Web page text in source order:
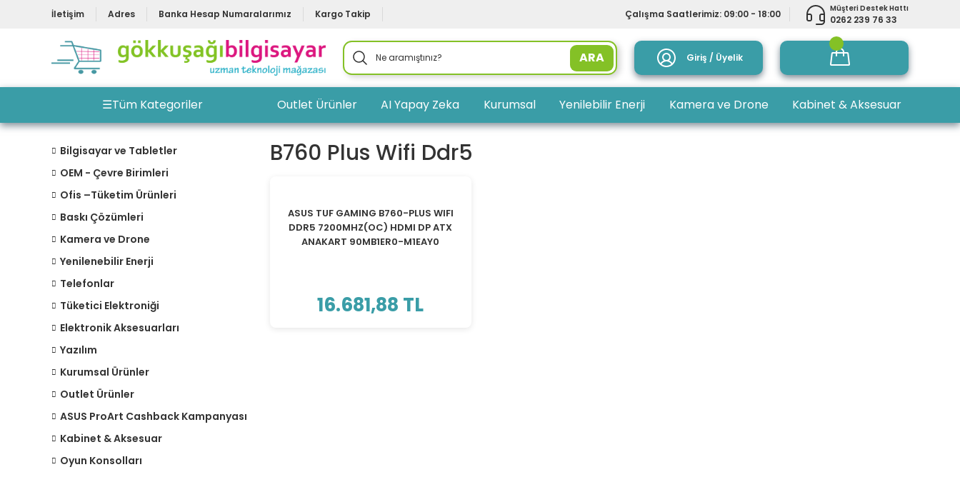
İletişim Adres Banka Hesap Numaralarımız Kargo Takip Çalışma Saatlerimiz: 09:00 - 18:00 Müşteri Destek Hattı
0262 239 76 33
ARA Giriş / Üyelik
☰Tüm Kategoriler Outlet Ürünler AI Yapay Zeka Kurumsal Yenilebilir Enerji Kamera ve Drone Kabinet & Aksesuar
Bilgisayar ve Tabletler
OEM - Çevre Birimleri
Ofis –Tüketim Ürünleri
Baskı Çözümleri
Kamera ve Drone
Yenilenebilir Enerji
Telefonlar
Tüketici Elektroniği
Elektronik Aksesuarları
Yazılım
Kurumsal Ürünler
Outlet Ürünler
ASUS ProArt Cashback Kampanyası
Kabinet & Aksesuar
Oyun Konsolları
B760 Plus Wifi Ddr5
ASUS TUF GAMING B760-PLUS WIFI
DDR5 7200MHZ(OC) HDMI DP ATX
ANAKART 90MB1ER0-M1EAY0
16.681,88 TL